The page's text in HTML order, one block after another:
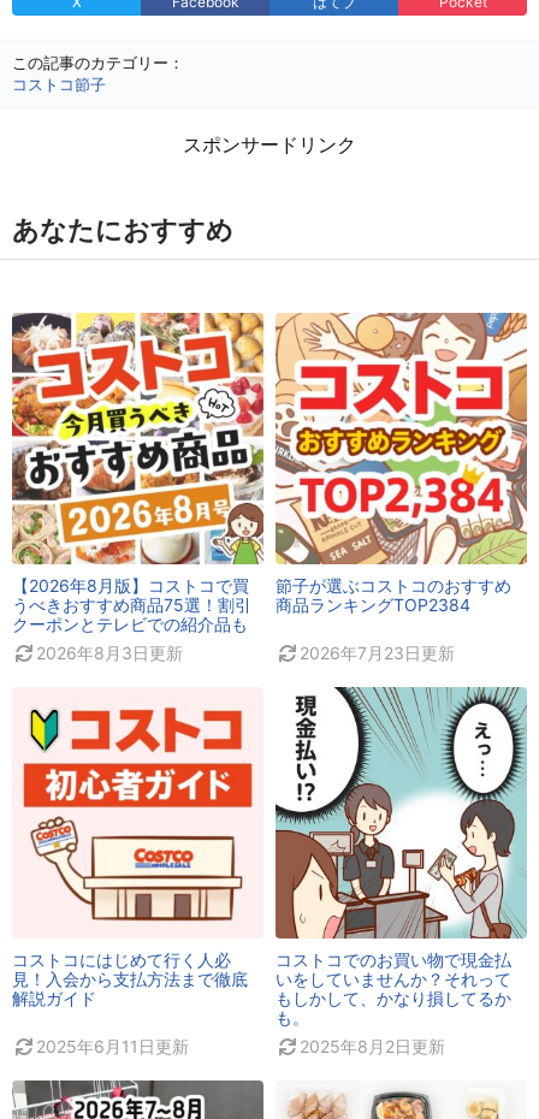
この記事のカテゴリー：
コストコ節子
スポンサードリンク
あなたにおすすめ
【2026年8月版】コストコで買
うべきおすすめ商品75選！割引
クーポンとテレビでの紹介品も
2026年8月3日更新
節子が選ぶコストコのおすすめ
商品ランキングTOP2384
2026年7月23日更新
コストコにはじめて行く人必
見！入会から支払方法まで徹底
解説ガイド
2025年6月11日更新
コストコでのお買い物で現金払
いをしていませんか？それって
もしかして、かなり損してるか
も。
2025年8月2日更新